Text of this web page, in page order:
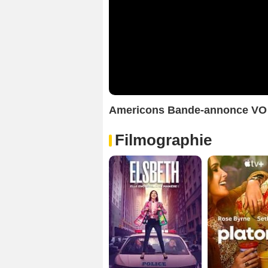
Americons Bande-annonce VO
Filmographie